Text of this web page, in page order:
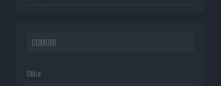
COMUNI
Olbia